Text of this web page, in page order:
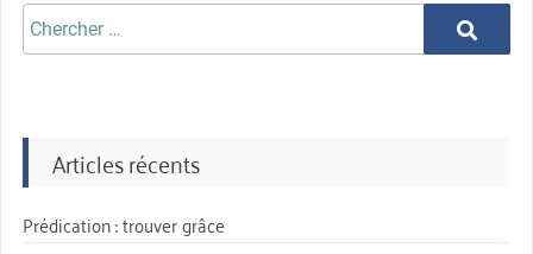
Chercher
aprè:
Chercher
Articles récents
Prédication : trouver grâce